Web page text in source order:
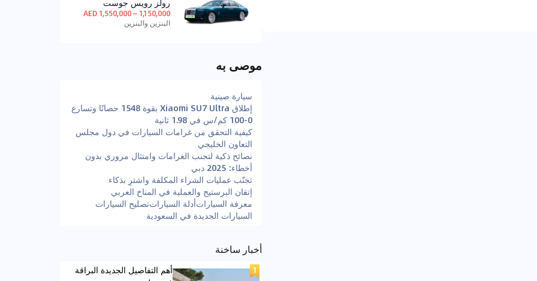
1,150,000 ~ 1,550,000 AED
البنزين والبنزين
موصى به
سيارة صينية
إطلاق Xiaomi SU7 Ultra بقوة 1548 حصانًا وتسارع
0-100 كم/س في 1.98 ثانية
كيفية التحقق من غرامات السيارات في دول مجلس
التعاون الخليجي
نصائح ذكية لتجنب الغرامات وامتثال مروري بدون
أخطاء: 2025 دبي
تجنّب عمليات الشراء المكلفة واشترِ بذكاء
إتقان البرستيج والعملية في المناخ العربي
معرفة السياراتأدلة السياراتتصليح السيارات
السيارات الجديدة في السعودية
أخبار ساخنة
أهم التفاصيل الجديدة البراقة